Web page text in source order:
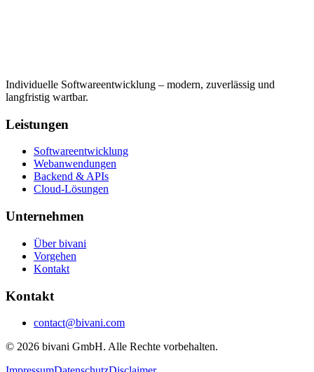
Individuelle Softwareentwicklung – modern, zuverlässig und
langfristig wartbar.
Leistungen
Softwareentwicklung
Webanwendungen
Backend & APIs
Cloud-Lösungen
Unternehmen
Über bivani
Vorgehen
Kontakt
Kontakt
contact@bivani.com
© 2026 bivani GmbH. Alle Rechte vorbehalten.